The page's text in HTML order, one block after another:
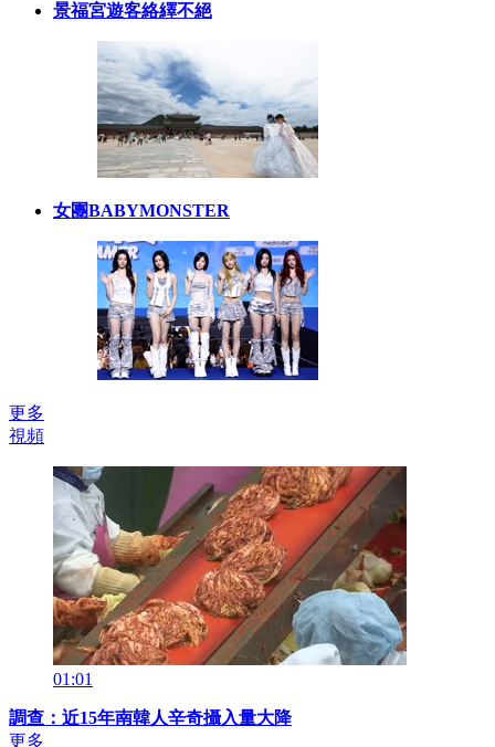
景福宮遊客絡繹不絕
女團BABYMONSTER
更多
視頻
01:01
調查：近15年南韓人辛奇攝入量大降
更多